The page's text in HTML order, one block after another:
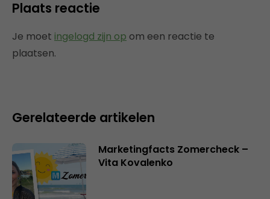
Plaats reactie
Je moet ingelogd zijn op om een reactie te
plaatsen.
Gerelateerde artikelen
Marketingfacts Zomercheck –
Vita Kovalenko